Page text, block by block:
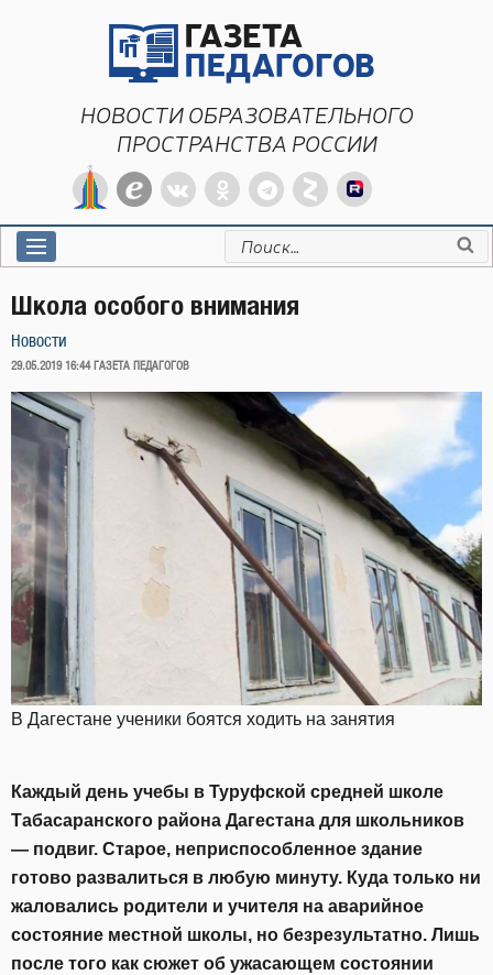
НОВОСТИ ОБРАЗОВАТЕЛЬНОГО
ПРОСТРАНСТВА РОССИИ
Искать:
Школа особого внимания
Новости
ОПУБЛИКОВАНО
29.05.2019 16:44 ГАЗЕТА ПЕДАГОГОВ
В Дагестане ученики боятся ходить на занятия
Каждый день учебы в Туруфской средней школе
Табасаранского района Дагестана для школьников
— подвиг. Старое, неприспособленное здание
готово развалиться в любую минуту. Куда только ни
жаловались родители и учителя на аварийное
состояние местной школы, но безрезультатно. Лишь
после того как сюжет об ужасающем состоянии